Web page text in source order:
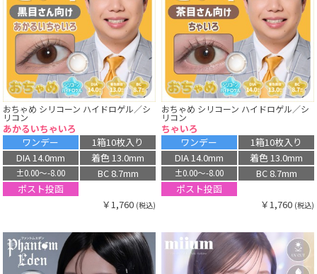
おちゃめ シリコーン ハイドロゲル／シ
リコン
あかるいちゃいろ
ワンデー
1箱10枚入り
DIA 14.0mm
着色 13.0mm
±0.00〜-8.00
BC 8.7mm
ポスト投函
￥1,760 (税込)
おちゃめ シリコーン ハイドロゲル／シ
リコン
ちゃいろ
ワンデー
1箱10枚入り
DIA 14.0mm
着色 13.0mm
±0.00〜-8.00
BC 8.7mm
ポスト投函
￥1,760 (税込)